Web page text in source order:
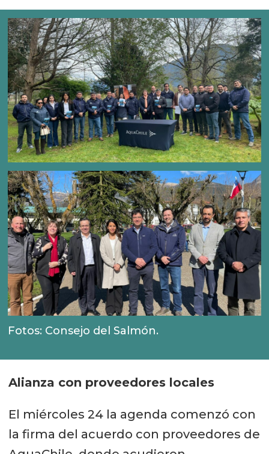
Fotos: Consejo del Salmón.
Alianza con proveedores locales
El miércoles 24 la agenda comenzó con
la firma del acuerdo con proveedores de